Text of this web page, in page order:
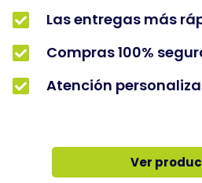
Las entregas más
Compras 100%
Atención
Ver